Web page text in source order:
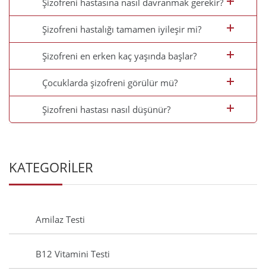
Şizofreni hastasına nasıl davranmak gerekir?
Şizofreni hastalığı tamamen iyileşir mi?
Şizofreni en erken kaç yaşında başlar?
Çocuklarda şizofreni görülür mü?
Şizofreni hastası nasıl düşünür?
KATEGORİLER
Amilaz Testi
B12 Vitamini Testi